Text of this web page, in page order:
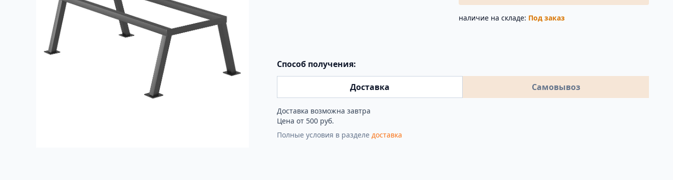
наличие на складе: Под заказ
Способ получения:
Доставка Самовывоз
Доставка возможна завтра
Цена от 500 руб.
Полные условия в разделе доставка